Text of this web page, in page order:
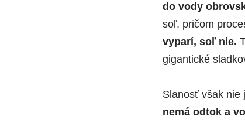
do vody
soľ, pričom
vyparí, soľ nie.
gigantické
Slanosť však nie
nemá odtok a